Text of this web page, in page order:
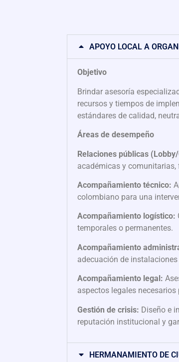
APOYO LOCAL A
Objetivo
Brindar asesoría
recursos y tiempos de
estándares de calidad,
Áreas de desempeño
Relaciones públicas
académicas y
Acompañamiento técnico:
colombiano para una
Acompañamiento logístico:
temporales o permanentes.
Acompañamiento
adecuación de
Acompañamiento legal:
aspectos legales
Gestión de crisis: Diseño e
reputación institucional y
HERMANAMIENTO DE